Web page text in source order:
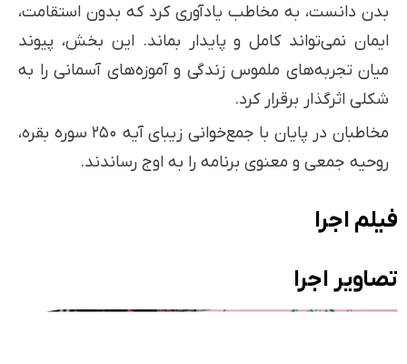
بدن دانست، به مخاطب یادآوری کرد که بدون استقامت،
ایمان نمی‌تواند کامل و پایدار بماند. این بخش، پیوند
میان تجربه‌های ملموس زندگی و آموزه‌های آسمانی را به
شکلی اثرگذار برقرار کرد.
مخاطبان در پایان با جمع‌خوانی زیبای آیه ۲۵۰ سوره بقره،
روحیه جمعی و معنوی برنامه را به اوج رساندند.
فیلم اجرا
تصاویر اجرا